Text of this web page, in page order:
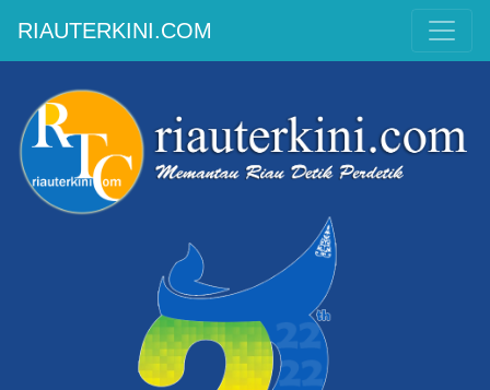
RIAUTERKINI.COM